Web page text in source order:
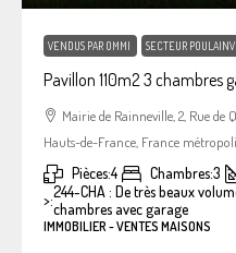
VENDUS PAR OMMI SECTEUR
Pavillon 110m2 3 chambres
Mairie de Rainneville, 2, Rue de
Hauts-de-France, France
Pièces:4 Chambres:3
>:244-CHA : De très beaux
chambres avec garage
IMMOBILIER - VENTES MAISONS